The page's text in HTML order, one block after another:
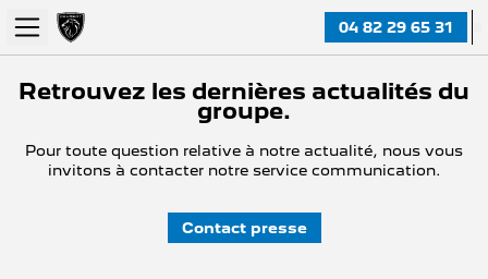
04 82 29 65 31
Retrouvez les dernières actualités du
groupe.
Pour toute question relative à notre actualité, nous vous
invitons à contacter notre service communication.
Contact presse